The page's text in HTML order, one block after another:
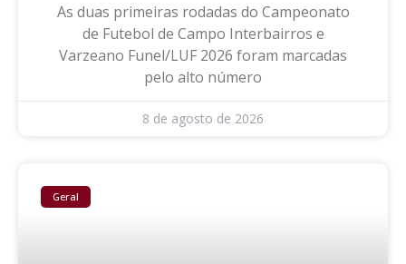
As duas primeiras rodadas do Campeonato
de Futebol de Campo Interbairros e
Varzeano Funel/LUF 2026 foram marcadas
pelo alto número
8 de agosto de 2026
Geral